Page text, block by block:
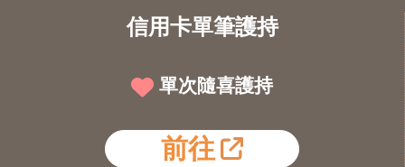
信用卡單筆護持
單次隨喜護持
前往